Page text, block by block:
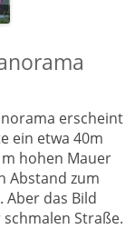
erscheint
ein etwa 40m
hohen Mauer
Abstand zum
Aber das Bild
Straße.